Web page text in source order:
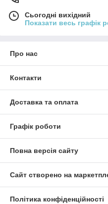
Сьогодні вихідний
Показати весь графік
Про нас
Контакти
Доставка та оплата
Графік роботи
Повна версія сайту
Сайт створено на
Політика конфіденційності